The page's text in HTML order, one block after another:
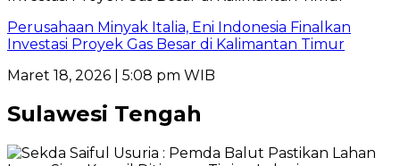
Perusahaan Minyak Italia, Eni Indonesia Finalkan
Investasi Proyek Gas Besar di Kalimantan Timur
Maret 18, 2026 | 5:08 pm WIB
Sulawesi Tengah